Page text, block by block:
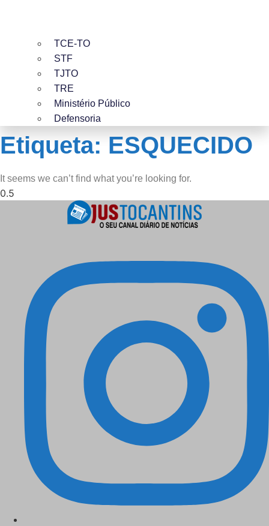
TCE-TO
STF
TJTO
TRE
Ministério Público
Defensoria
Etiqueta: ESQUECIDO
It seems we can’t find what you’re looking for.